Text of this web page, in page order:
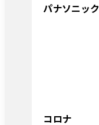
パナソニック
コロナ